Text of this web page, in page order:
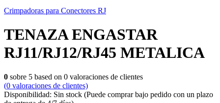
Crimpadoras para Conectores RJ
TENAZA ENGASTAR
RJ11/RJ12/RJ45 METALICA
0 sobre 5 based on 0 valoraciones de clientes
(0 valoraciones de clientes)
Disponibilidad: Sin stock (Puede comprar bajo pedido con un plazo